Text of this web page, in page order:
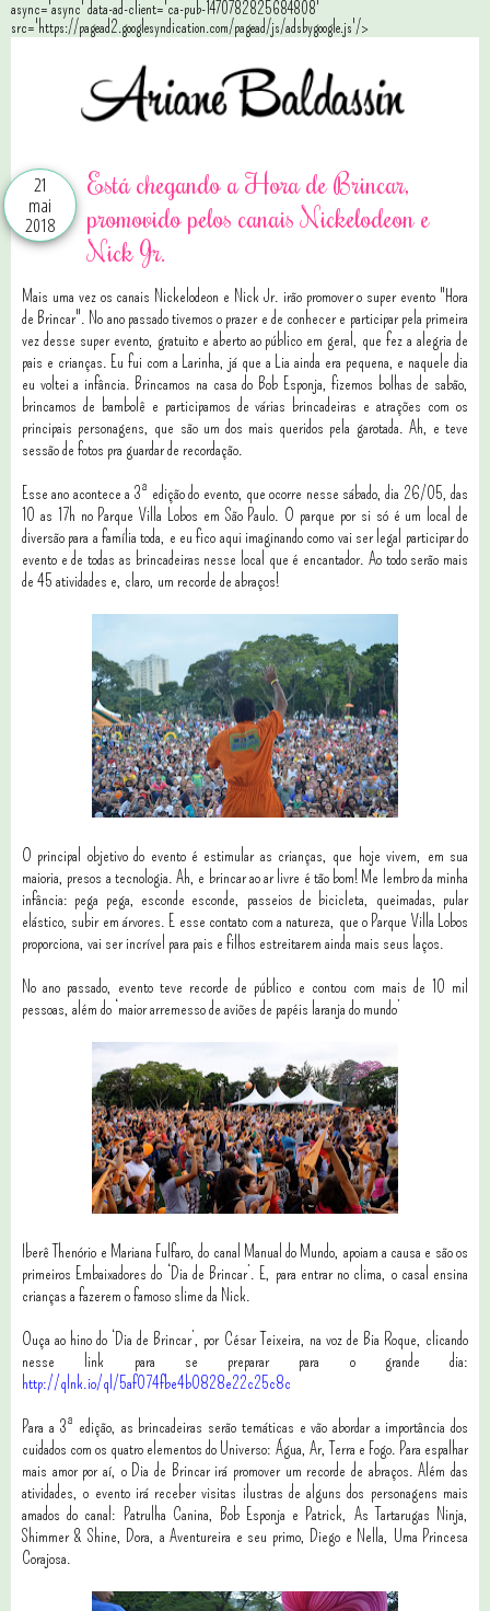
async='async' data-ad-client='ca-pub-1470782825684808'
src='https://pagead2.googlesyndication.com/pagead/js/adsbygoogle.js'/>
21
mai
2018
Está chegando a Hora de Brincar,
promovido pelos canais Nickelodeon e
Nick Jr.
Mais uma vez os canais Nickelodeon e Nick Jr. irão promover o super evento "Hora
de Brincar". No ano passado tivemos o prazer e de conhecer e participar pela primeira
vez desse super evento, gratuito e aberto ao público em geral, que fez a alegria de
pais e crianças. Eu fui com a Larinha, já que a Lia ainda era pequena, e naquele dia
eu voltei a infância. Brincamos na casa do Bob Esponja, fizemos bolhas de sabão,
brincamos de bambolê e participamos de várias brincadeiras e atrações com os
principais personagens, que são um dos mais queridos pela garotada. Ah, e teve
sessão de fotos pra guardar de recordação.
Esse ano acontece a 3ª edição do evento, que ocorre nesse sábado, dia 26/05, das
10 as 17h no Parque Villa Lobos em São Paulo. O parque por si só é um local de
diversão para a família toda, e eu fico aqui imaginando como vai ser legal participar do
evento e de todas as brincadeiras nesse local que é encantador. Ao todo serão mais
de 45 atividades e, claro, um recorde de abraços!
O principal objetivo do evento é estimular as crianças, que hoje vivem, em sua
maioria, presos a tecnologia. Ah, e brincar ao ar livre é tão bom! Me lembro da minha
infância: pega pega, esconde esconde, passeios de bicicleta, queimadas, pular
elástico, subir em árvores. E esse contato com a natureza, que o Parque Villa Lobos
proporciona, vai ser incrível para pais e filhos estreitarem ainda mais seus laços.
No ano passado, evento teve recorde de público e contou com mais de 10 mil
pessoas, além do ‘maior arremesso de aviões de papéis laranja do mundo’
Iberê Thenório e Mariana Fulfaro, do canal Manual do Mundo, apoiam a causa e são os
primeiros Embaixadores do ‘Dia de Brincar’. E, para entrar no clima, o casal ensina
crianças a fazerem o famoso slime da Nick.
Ouça ao hino do ‘Dia de Brincar’, por César Teixeira, na voz de Bia Roque, clicando
nesse link para se preparar para o grande dia:
http://qlnk.io/ql/5af074fbe4b0828e22c25c8c
Para a 3ª edição, as brincadeiras serão temáticas e vão abordar a importância dos
cuidados com os quatro elementos do Universo: Água, Ar, Terra e Fogo. Para espalhar
mais amor por aí, o Dia de Brincar irá promover um recorde de abraços. Além das
atividades, o evento irá receber visitas ilustras de alguns dos personagens mais
amados do canal: Patrulha Canina, Bob Esponja e Patrick, As Tartarugas Ninja,
Shimmer & Shine, Dora, a Aventureira e seu primo, Diego e Nella, Uma Princesa
Corajosa.